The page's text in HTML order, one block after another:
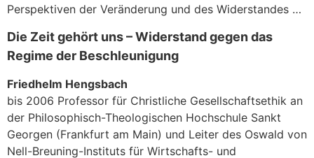
Perspektiven der Veränderung und des Widerstandes …
Die Zeit gehört uns – Widerstand gegen das
Regime der Beschleunigung
Friedhelm Hengsbach
bis 2006 Professor für Christliche Gesellschaftsethik an
der Philosophisch-Theologischen Hochschule Sankt
Georgen (Frankfurt am Main) und Leiter des Oswald von
Nell-Breuning-Instituts für Wirtschafts- und